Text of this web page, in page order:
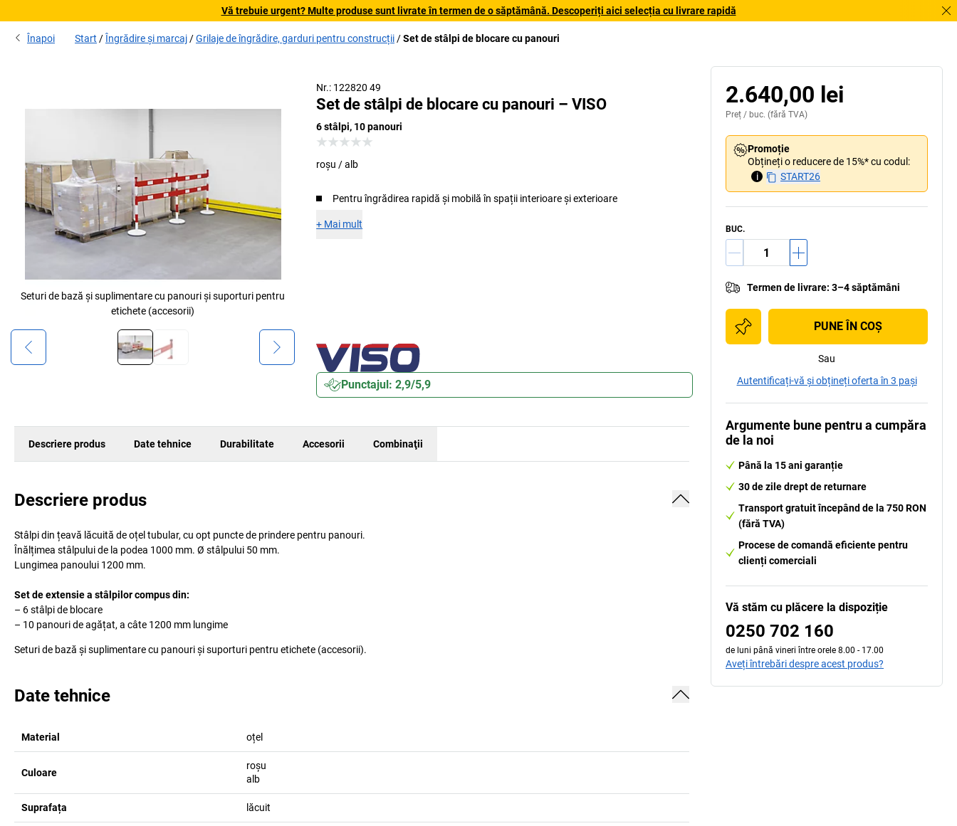
Vă trebuie urgent? Multe produse sunt livrate în termen de o săptămână. Descoperiți aici selecția cu livrare rapidă
Înapoi Start Îngrădire și marcaj Grilaje de îngrădire, garduri pentru construcții Set de stâlpi de blocare cu panouri
Nr.: 122820 49
Set de stâlpi de blocare cu panouri – VISO
6 stâlpi, 10 panouri
roșu / alb
Pentru îngrădirea rapidă și mobilă în spații interioare și exterioare
+ Mai mult
Punctajul: 2,9/5,9
Seturi de bază și suplimentare cu panouri și suporturi pentru
etichete (accesorii)
Seturi de bază și suplimentare cu panouri și suporturi pentru
etichete (accesorii)
Descriere produs Date tehnice Durabilitate Accesorii Combinaţii
Descriere produs
Stâlpi din țeavă lăcuită de oțel tubular, cu opt puncte de prindere pentru panouri.
Înălțimea stâlpului de la podea 1000 mm. Ø stâlpului 50 mm.
Lungimea panoului 1200 mm.
Set de extensie a stâlpilor compus din:
– 6 stâlpi de blocare
– 10 panouri de agățat, a câte 1200 mm lungime
Seturi de bază și suplimentare cu panouri și suporturi pentru etichete (accesorii).
Date tehnice
Material oțel
Culoare
roșu
alb
Suprafața lăcuit
2.640,00 lei
Preț / buc. (fără TVA)
Promoție
Obțineți o reducere de 15%* cu codul:
i
START26
BUC.
Termen de livrare: 3–4 săptămâni
PUNE ÎN COŞ
Sau
Autentificați-vă și obțineți oferta în 3 pași
Argumente bune pentru a cumpăra
de la noi
Până la 15 ani garanție
30 de zile drept de returnare
Transport gratuit începând de la 750 RON
(fără TVA)
Procese de comandă eficiente pentru
clienți comerciali
Vă stăm cu plăcere la dispoziție
0250 702 160
de luni până vineri între orele 8.00 - 17.00
Aveți întrebări despre acest produs?